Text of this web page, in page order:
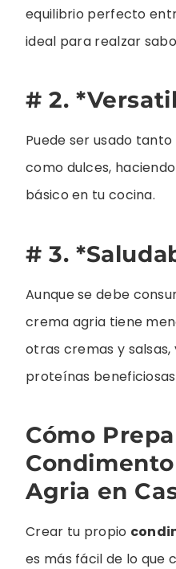
equilibrio perfecto
ideal para realzar
# 2.
Puede ser usado
como dulces,
básico en tu cocina.
# 3.
Aunque se debe
crema agria tiene
otras cremas y
proteínas
Cómo
Agria en
Crear tu propio
es más fácil de lo que